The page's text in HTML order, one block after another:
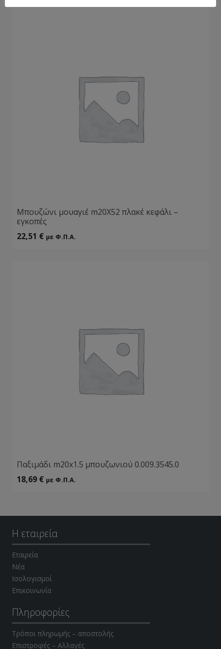
Μπουζώνι μουαγιέ m20Χ52 πλακέ κεφάλι –
εγκοπές
22,51 € με Φ.Π.Α.
Παξιμάδι m20x1.5 μπουζωνιού 0.009.3545.0
18,69 € με Φ.Π.Α.
Η εταιρεία
Εταιρεία
Νέα
Ισολογισμοί
Επικοινωνία
Πληροφορίες
Τρόποι πληρωμής – αποστολής
Επιστροφές – Αλλαγές